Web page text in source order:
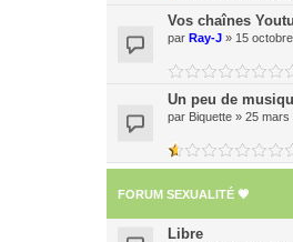
Vos chaînes
par Ray-J » 15
Un peu de
par Biquette » 25 mars
FORUM SEXUALITÉ 💗
Libre